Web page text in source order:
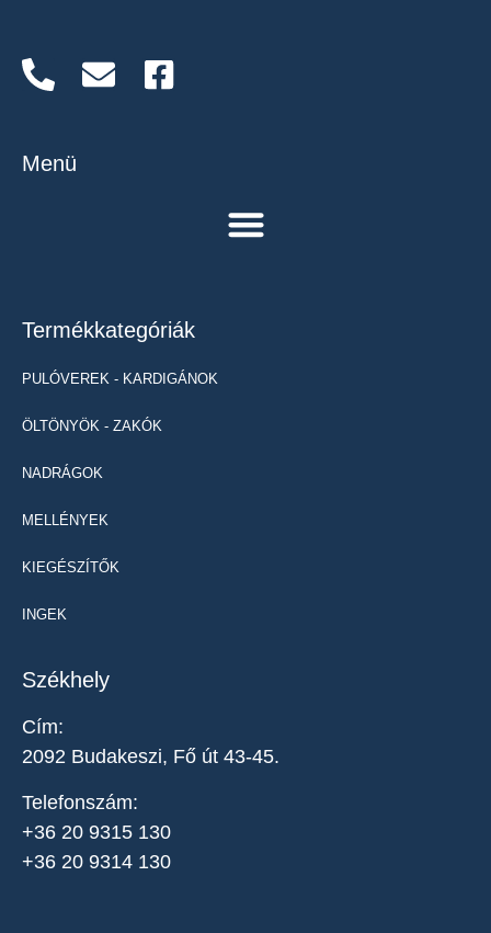
Menü
Termékkategóriák
PULÓVEREK - KARDIGÁNOK
ÖLTÖNYÖK - ZAKÓK
NADRÁGOK
MELLÉNYEK
KIEGÉSZÍTŐK
INGEK
Székhely
Cím:
2092 Budakeszi, Fő út 43-45.
Telefonszám:
+36 20 9315 130
+36 20 9314 130